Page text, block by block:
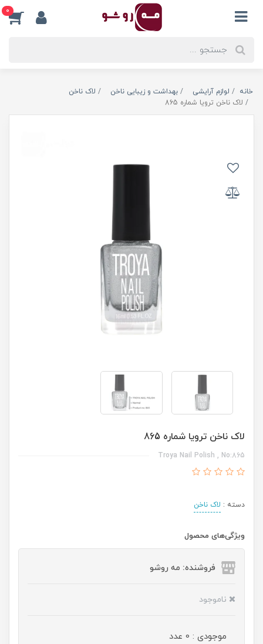
0
خانه لوازم آرایشی بهداشت و زیبایی ناخن
لاک ناخن
لاک ناخن ترویا شماره 865
لاک ناخن ترویا شماره 865
Troya Nail Polish , No:865
دسته : لاک ناخن
ویژگی‌های محصول
فروشنده: مه رو‌شو
ناموجود
موجودی : 0 عدد